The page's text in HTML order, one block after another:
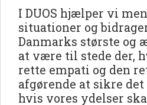
I DUOS hjælper vi
situationer og
Danmarks største
at være til stede der,
rette empati og den
afgørende at sikre
hvis vores ydelser